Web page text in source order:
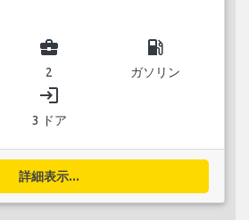
business_center
2
local_gas_station
ガソリン
login
3 ドア
詳細表示...